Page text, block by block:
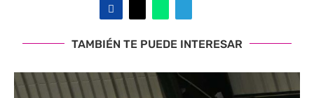
TAMBIÉN TE PUEDE INTERESAR